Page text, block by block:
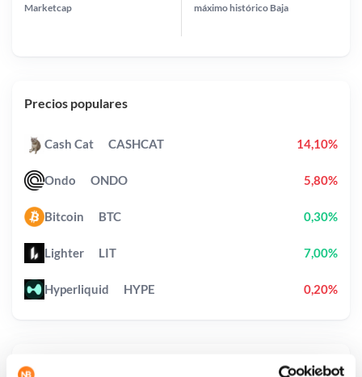
Marketcap máximo histórico Baja
Precios populares
Cash Cat CASHCAT 14,10%
Ondo ONDO 5,80%
Bitcoin BTC 0,30%
Lighter LIT 7,00%
Hyperliquid HYPE 0,20%